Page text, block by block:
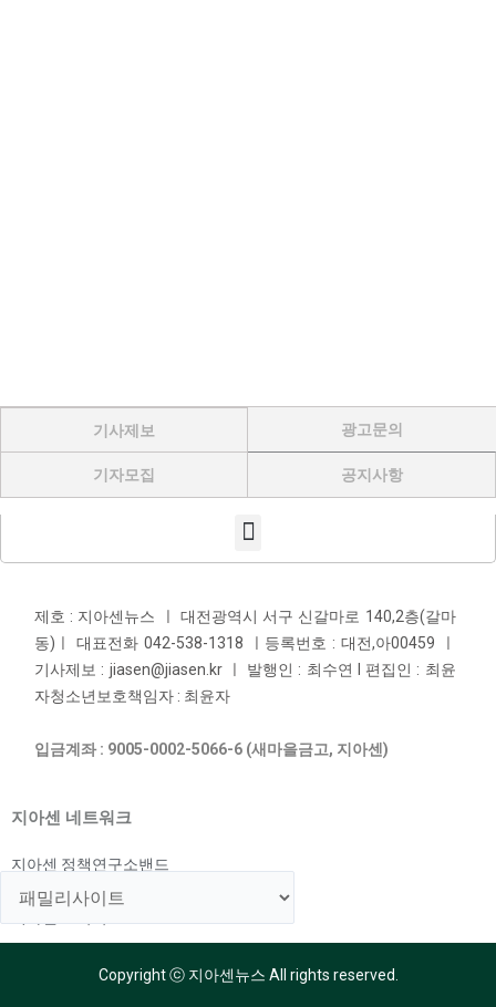
기사제보 광고문의
기자모집 공지사항
제호 : 지아센뉴스 ㅣ 대전광역시 서구 신갈마로 140,2층(갈마
동)ㅣ 대표전화 042-538-1318 ㅣ등록번호 : 대전,아00459 ㅣ
기사제보 : jiasen@jiasen.kr ㅣ 발행인 : 최수연 l 편집인 : 최윤
자청소년보호책임자 : 최윤자
입금계좌 : 9005-0002-5066-6 (새마을금고, 지아센)
지아센 네트워크
지아센 정책연구소밴드
지아센 해외아동지원국
Copyright ⓒ 지아센뉴스 All rights reserved.